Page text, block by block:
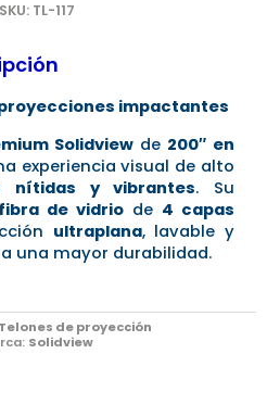
SKU: TL-117
impactantes
Solidview de 200″ en
experiencia visual de alto
nítidas y vibrantes. Su
de vidriode 4 capas
ultraplana, lavable y
una mayor durabilidad.
Telones de proyección
Solidview